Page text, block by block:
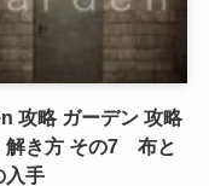
攻略 ガーデン 攻略
解き方 その7 布と
入手